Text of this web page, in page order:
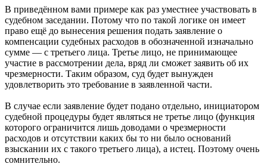
В приведённом вами примере как раз уместнее участвовать в
судебном заседании. Потому что по такой логике он имеет
право ещё до вынесения решения подать заявление о
компенсации судебных расходов в обозначенной изначально
сумме — с третьего лица. Третье лицо, не принимающее
участие в рассмотрении дела, вряд ли сможет заявить об их
чрезмерности. Таким образом, суд будет вынужден
удовлетворить это требование в заявленной части.
В случае если заявление будет подано отдельно, инициатором
судебной процедуры будет являться не третье лицо (функция
которого ограничится лишь доводами о чрезмерности
расходов и отсутствии каких бы то ни было оснований
взыскании их с такого третьего лица), а истец. Поэтому очень
сомнительно.